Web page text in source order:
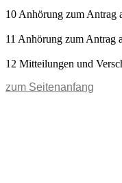
10 Anhörung zum Antrag
11 Anhörung zum Antrag
12 Mitteilungen und
zum Seitenanfang